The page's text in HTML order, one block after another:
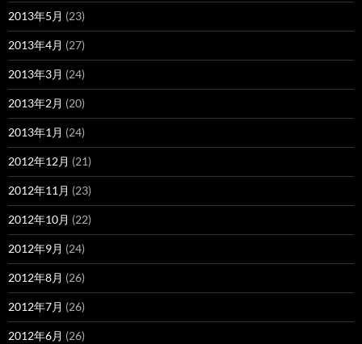
2013年5月 (23)
2013年4月 (27)
2013年3月 (24)
2013年2月 (20)
2013年1月 (24)
2012年12月 (21)
2012年11月 (23)
2012年10月 (22)
2012年9月 (24)
2012年8月 (26)
2012年7月 (26)
2012年6月 (26)